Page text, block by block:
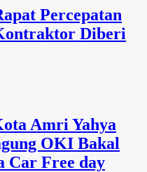
Percepatan
Diberi
Amri Yahya
OKI Bakal
Car Free day